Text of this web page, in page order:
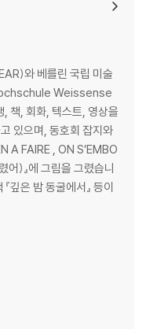
와 베를린 국립 미술
Weissense
책, 회화, 텍스트, 영상을
있으며, 동호회 잡지와
A FAIRE , ON S’EMBO
)』에 그림을 그렸습니
깊은 밤 동굴에서』 등이